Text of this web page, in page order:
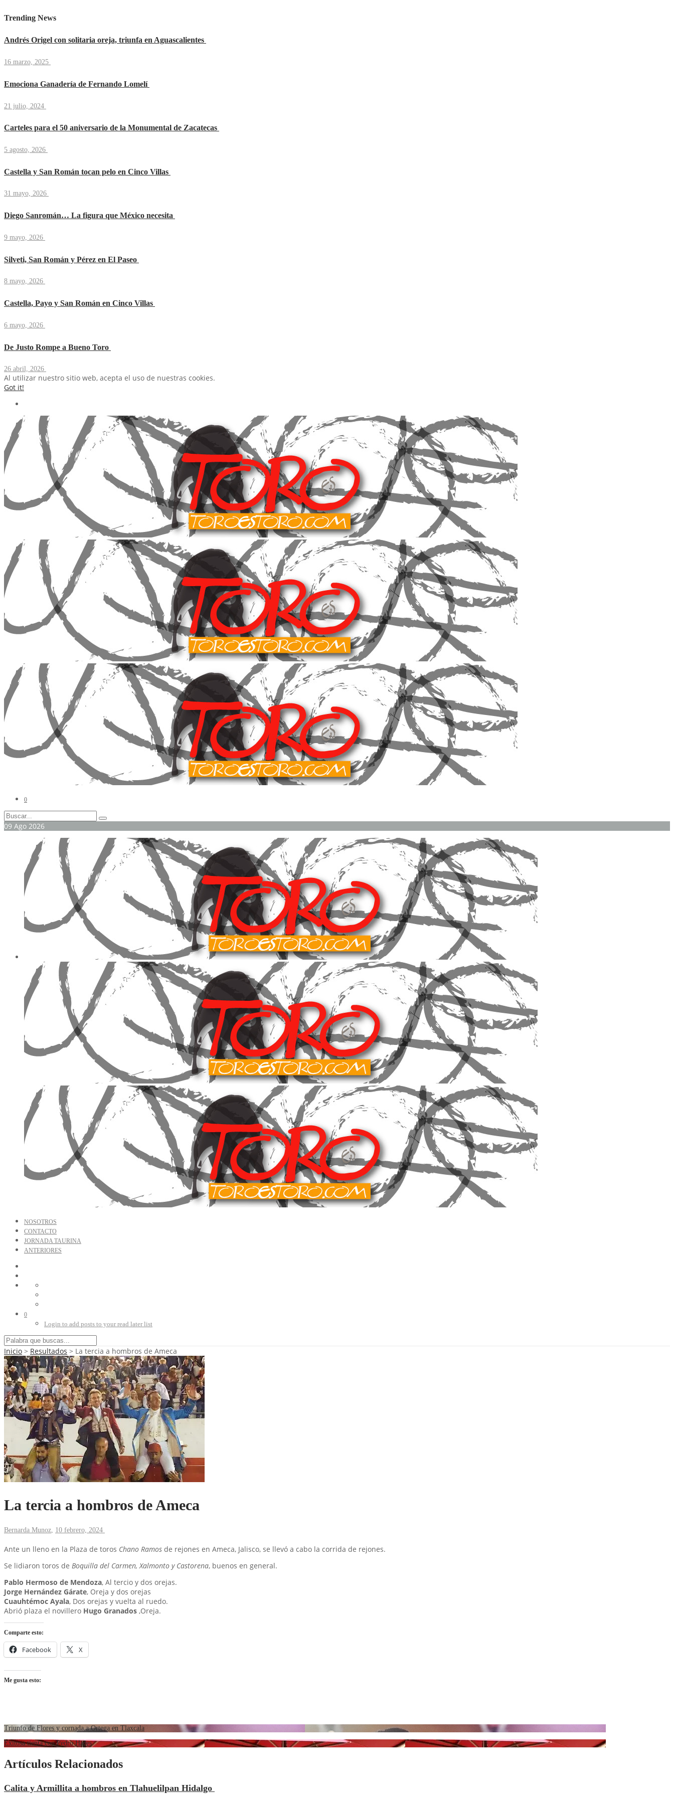
Trending News
Andrés Origel con solitaria oreja, triunfa en Aguascalientes
16 marzo, 2025
Emociona Ganadería de Fernando Lomelí
21 julio, 2024
Carteles para el 50 aniversario de la Monumental de Zacatecas
5 agosto, 2026
Castella y San Román tocan pelo en Cinco Villas
31 mayo, 2026
Diego Sanromán… La figura que México necesita
9 mayo, 2026
Silveti, San Román y Pérez en El Paseo
8 mayo, 2026
Castella, Payo y San Román en Cinco Villas
6 mayo, 2026
De Justo Rompe a Bueno Toro
26 abril, 2026
Al utilizar nuestro sitio web, acepta el uso de nuestras cookies.
Got it!
0
09 Ago 2026
NOSOTROS
CONTACTO
JORNADA TAURINA
ANTERIORES
0
Login to add posts to your read later list
Inicio > Resultados > La tercia a hombros de Ameca
La tercia a hombros de Ameca
Bernarda Munoz, 10 febrero, 2024
Ante un lleno en la Plaza de toros Chano Ramos de rejones en Ameca, Jalisco, se llevó a cabo la corrida de rejones.
Se lidiaron toros de Boquilla del Carmen, Xalmonto y Castorena, buenos en general.
Pablo Hermoso de Mendoza, Al tercio y dos orejas.
Jorge Hernández Gárate, Oreja y dos orejas
Cuauhtémoc Ayala, Dos orejas y vuelta al ruedo.
Abrió plaza el novillero Hugo Granados ,Oreja.
Comparte esto:
Facebook X
Me gusta esto:
Triunfo de Flores y cornada a Ortega en Tlaxcala
Exitosa tienta con Pedro Haces
Artículos Relacionados
Calita y Armillita a hombros en Tlahuelilpan Hidalgo